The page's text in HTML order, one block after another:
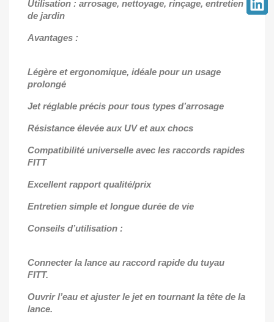
Utilisation : arrosage, nettoyage, rinçage, entretien
de jardin
Avantages :
Légère et ergonomique, idéale pour un usage
prolongé
Jet réglable précis pour tous types d’arrosage
Résistance élevée aux UV et aux chocs
Compatibilité universelle avec les raccords rapides
FITT
Excellent rapport qualité/prix
Entretien simple et longue durée de vie
Conseils d’utilisation :
Connecter la lance au raccord rapide du tuyau
FITT.
Ouvrir l’eau et ajuster le jet en tournant la tête de la
lance.